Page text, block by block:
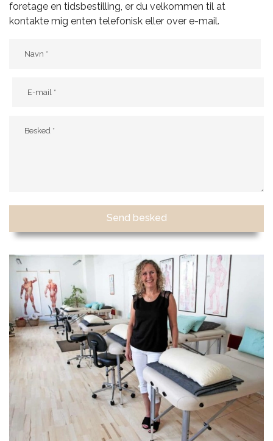
foretage en tidsbestilling, er du velkommen til at
kontakte mig enten telefonisk eller over e-mail.